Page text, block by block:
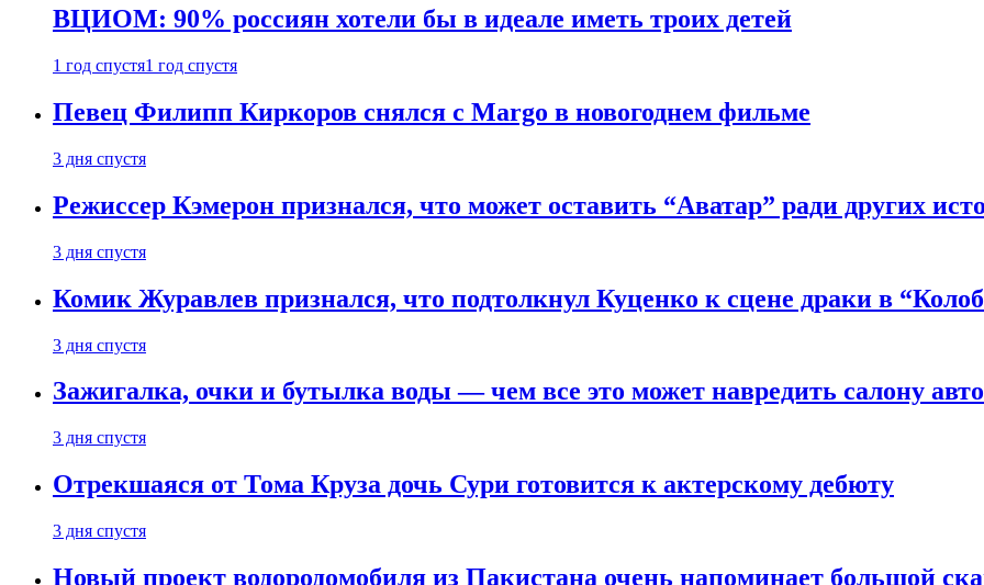
ВЦИОМ: 90% россиян хотели бы в идеале иметь троих детей
1 год спустя1 год спустя
Певец Филипп Киркоров снялся с Margo в новогоднем фильме
3 дня спустя
Режиссер Кэмерон признался, что может оставить “Аватар” ради других
3 дня спустя
Комик Журавлев признался, что подтолкнул Куценко к сцене драки в
3 дня спустя
Зажигалка, очки и бутылка воды — чем все это может навредить салону
3 дня спустя
Отрекшаяся от Тома Круза дочь Сури готовится к актерскому дебюту
3 дня спустя
Новый проект водородомобиля из Пакистана очень напоминает большой